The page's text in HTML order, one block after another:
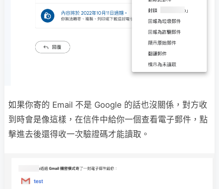
如果你寄的 Email 不是 Google 的話也沒關係，對方收
到時會是像這樣，在信件中給你一個查看電子郵件，點
擊進去後還得收一次驗證碼才能讀取。